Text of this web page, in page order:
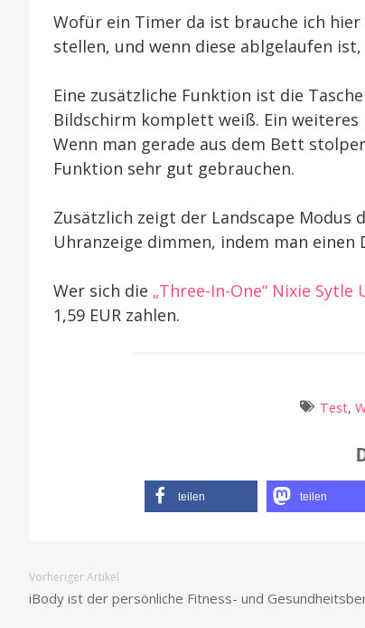
Wofür ein Timer da ist brauche ich
stellen, und wenn diese ablgelaufen
Eine zusätzliche Funktion ist die
Bildschirm komplett weiß. Ein weiteres
Wenn man gerade aus dem Bett
Funktion sehr gut gebrauchen.
Zusätzlich zeigt der Landscape
Uhranzeige dimmen, indem man
Wer sich die „Three-In-One“ Nixie Sytle
1,59 EUR zahlen.
Test,
teilen teilen
Vorheriger Artikel
iBody ist der persönliche Fitness- und